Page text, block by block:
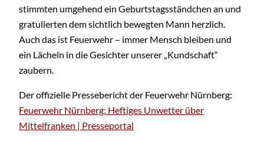
stimmten umgehend ein Geburtstagsständchen an und
gratulierten dem sichtlich bewegten Mann herzlich.
Auch das ist Feuerwehr – immer Mensch bleiben und
ein Lächeln in die Gesichter unserer „Kundschaft“
zaubern.
Der offizielle Pressebericht der Feuerwehr Nürnberg:
Feuerwehr Nürnberg: Heftiges Unwetter über
Mittelfranken | Presseportal